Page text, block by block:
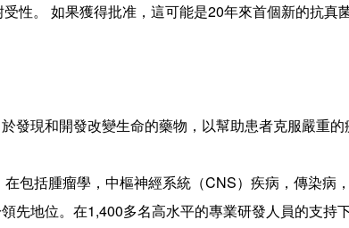
性。 如果獲得批准，這可能是20年來首個新的抗真
發現和開發改變生命的藥物，以幫助患者克服嚴重的
包括腫瘤學，中樞神經系統（CNS）疾病，傳染病
先地位。在1,400多名高水平的專業研發人員的支持